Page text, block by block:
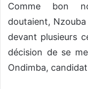
Comme bon
doutaient,
devant plusieurs
décision de se
Ondimba,